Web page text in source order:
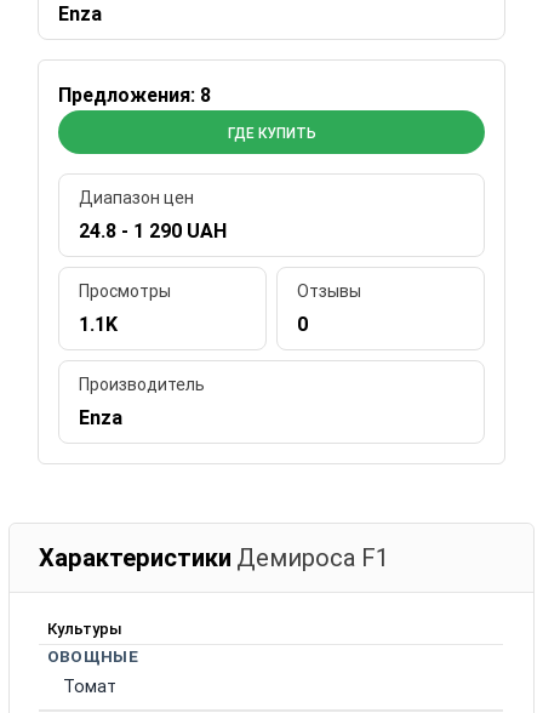
Enza
Предложения: 8
ГДЕ КУПИТЬ
Диапазон цен
24.8 - 1 290 UAH
Просмотры
1.1K
Отзывы
0
Производитель
Enza
Характеристики Демироса F1
Культуры
ОВОЩНЫЕ
Томат